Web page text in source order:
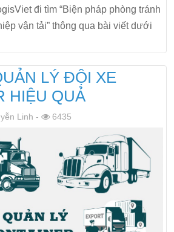
đi tìm “Biện pháp phòng tránh
vận tải” thông qua bài viết dưới
LÝ ĐỘI XE
HIỆU QUẢ
Linh - 6435